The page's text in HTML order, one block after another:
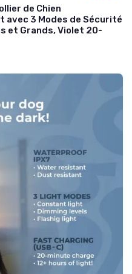
de Chien
avec 3 Modes de Sécurité
et Grands, Violet 20-